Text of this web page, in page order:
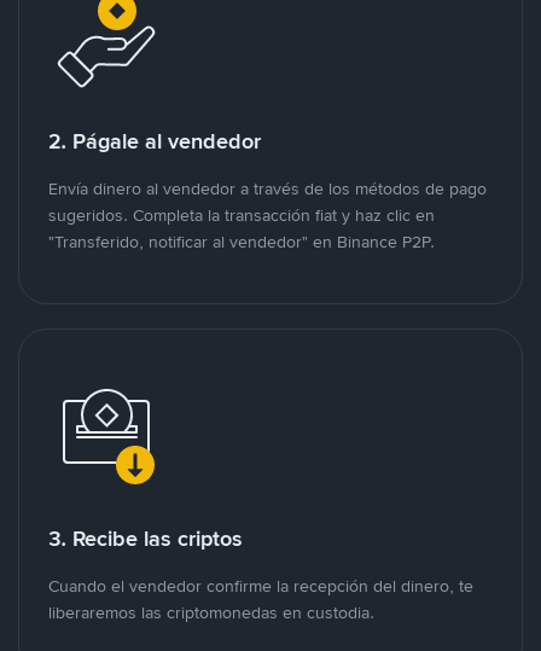
2. Págale al vendedor
Envía dinero al vendedor a través de los métodos de pago
sugeridos. Completa la transacción fiat y haz clic en
"Transferido, notificar al vendedor" en Binance P2P.
3. Recibe las criptos
Cuando el vendedor confirme la recepción del dinero, te
liberaremos las criptomonedas en custodia.